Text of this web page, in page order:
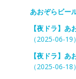
あおぞらビー
【夜ドラ】
（2025-06-19）
【夜ドラ】
（2025-06-18）